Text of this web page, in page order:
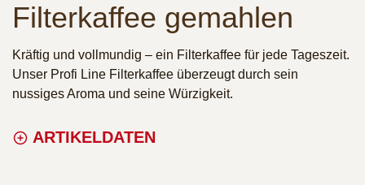
Filterkaffee gemahlen
Kräftig und vollmundig – ein Filterkaffee für jede Tageszeit.
Unser Profi Line Filterkaffee überzeugt durch sein
nussiges Aroma und seine Würzigkeit.
ARTIKELDATEN